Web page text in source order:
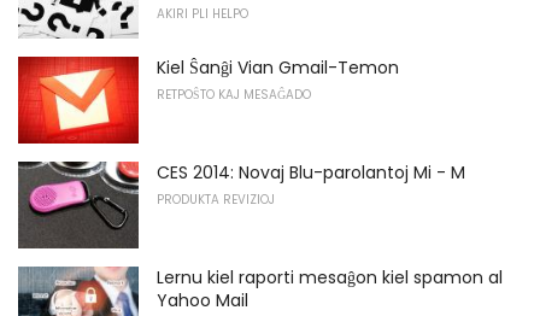
AKIRI PLI HELPO
Kiel Ŝanĝi Vian Gmail-Temon
RETPOŜTO KAJ MESAĜADO
CES 2014: Novaj Blu-parolantoj Mi - M
PRODUKTA REVIZIOJ
Lernu kiel raporti mesaĝon kiel spamon al
Yahoo Mail